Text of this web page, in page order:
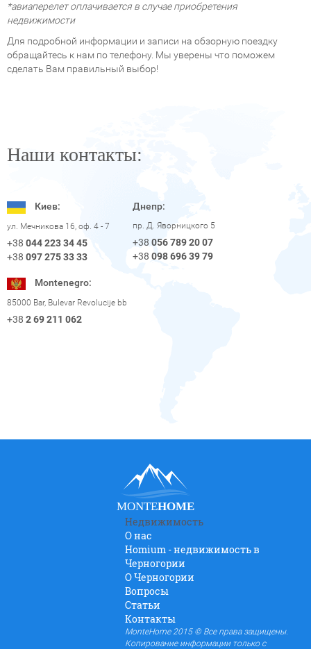
*авиаперелет оплачивается в случае приобретения
недвижимости
Для подробной информации и записи на обзорную поездку
обращайтесь к нам по телефону. Мы уверены что поможем
сделать Вам правильный выбор!
Наши контакты:
Киев:
ул. Мечникова 16, оф. 4 - 7
+38 044 223 34 45
+38 097 275 33 33
Днепр:
пр. Д. Яворницкого 5
+38 056 789 20 07
+38 098 696 39 79
Montenegro:
85000 Bar, Bulevar Revolucije bb
+38 2 69 211 062
MONTEHOME
Недвижимость
О нас
Homium - недвижимость в
Черногории
O Черногории
Вопросы
Статьи
Контакты
MonteHome 2015 © Все права защищены.
Копирование информации только с